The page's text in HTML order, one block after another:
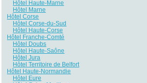
Hôtel Haute-Marne
Hôtel Marne
Hôtel Corse
Hôtel Corse-du-Sud
Hôtel Haute-Corse
Hôtel Franche-Comté
Hôtel Doubs
Hôtel Haute-Saône
Hôtel Jura
Hôtel Territoire de Belfort
Hôtel Haute-Normandie
Hôtel Eure